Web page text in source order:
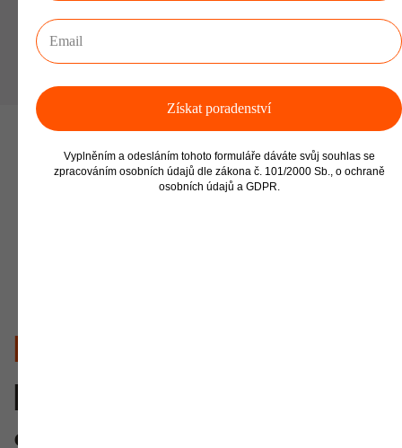
Získat poradenství
Vyplněním a odesláním tohoto formuláře dáváte svůj souhlas se
zpracováním osobních údajů dle zákona č. 101/2000 Sb., o ochraně
osobních údajů a GDPR.